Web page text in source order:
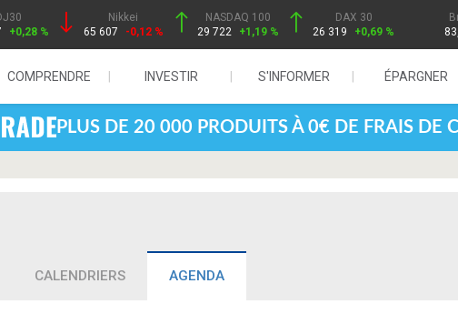
+0,28 %
Nikkei
65 607
-0,12 %
NASDAQ 100
29 722
+1,19 %
DAX 30
26 319
+0,69 %
COMPRENDRE INVESTIR S'INFORMER ÉPARGNER
PLUS DE 20 000 PRODUITS À 0€ DE FRAIS DE
CALENDRIERS AGENDA